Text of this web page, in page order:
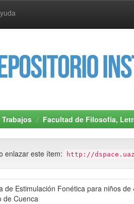
Trabajos Facultad de Filosofía,
enlazar este ítem: http://
de Estimulación Fonética para niños
de Cuenca